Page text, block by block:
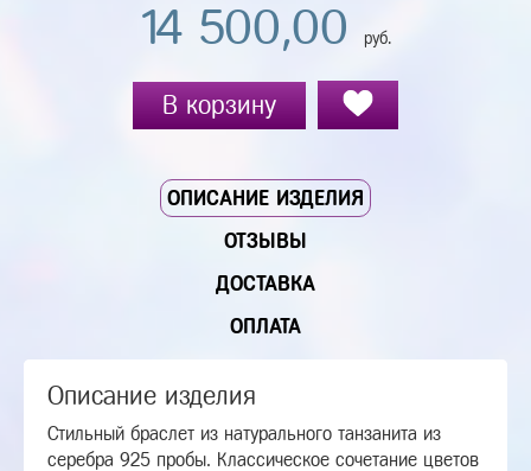
14 500,00 руб.
В корзину
ОПИСАНИЕ ИЗДЕЛИЯ
ОТЗЫВЫ
ДОСТАВКА
ОПЛАТА
Описание изделия
Стильный браслет из натурального танзанита из
серебра 925 пробы. Классическое сочетание цветов